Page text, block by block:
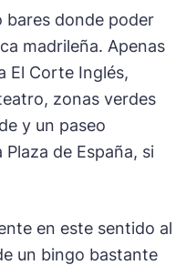
bares donde poder
madrileña. Apenas
El Corte Inglés,
zonas verdes
y un paseo
de España, si
en este sentido al
un bingo bastante